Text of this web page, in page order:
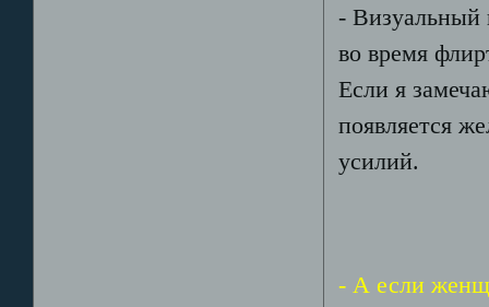
- Визуальный
во время
Если я
появляется
усилий.
- А если